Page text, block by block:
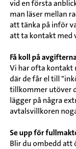
vid en första
man läser mellan
att tänka på inför
att ta kontakt med
Få koll på
Vi har ofta kontakt
där de får el till
tillkommer utöver
lägger på några
avtalsvillkoren
Se upp för
Blir du ombedd